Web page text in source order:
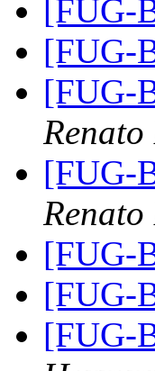
[FUG-
[FUG-
[FUG-
[FUG-
[FUG-
[FUG-
[FUG-